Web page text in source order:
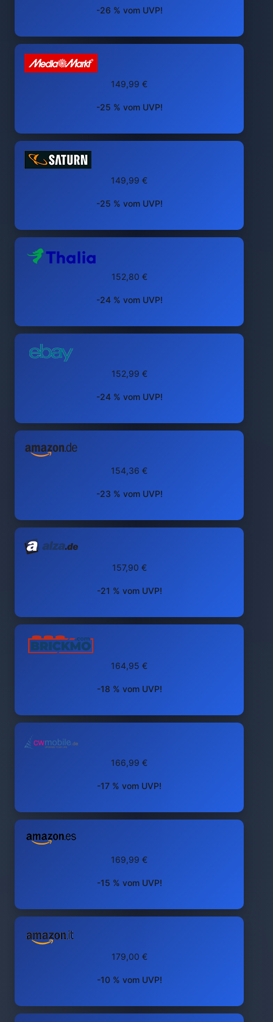
-26 % vom UVP!
149,99 €
-25 % vom UVP!
149,99 €
-25 % vom UVP!
152,80 €
-24 % vom UVP!
152,99 €
-24 % vom UVP!
154,36 €
-23 % vom UVP!
157,90 €
-21 % vom UVP!
164,95 €
-18 % vom UVP!
166,99 €
-17 % vom UVP!
169,99 €
-15 % vom UVP!
179,00 €
-10 % vom UVP!